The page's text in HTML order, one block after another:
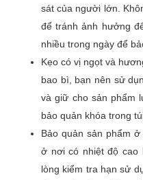
sát của người lớn.
để tránh ảnh hưởng
nhiều trong ngày để
Kẹo có vị ngọt và
bao bì, bạn nên sử
và giữ cho sản phẩm
bảo quản khóa trong
Bảo quản sản phẩm
ở nơi có nhiệt độ cao
lòng kiểm tra hạn sử